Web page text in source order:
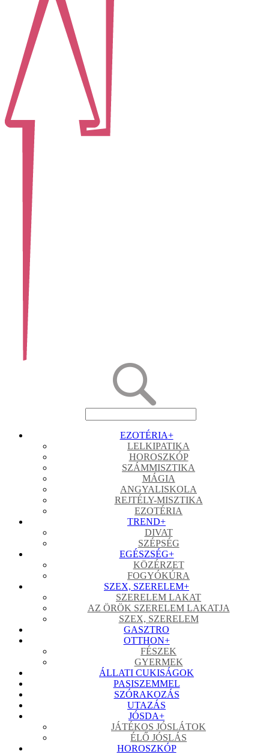
EZOTÉRIA+
LELKIPATIKA
HOROSZKÓP
SZÁMMISZTIKA
MÁGIA
ANGYALISKOLA
REJTÉLY-MISZTIKA
EZOTÉRIA
TREND+
DIVAT
SZÉPSÉG
EGÉSZSÉG+
KÖZÉRZET
FOGYÓKÚRA
SZEX, SZERELEM+
SZERELEM LAKAT
AZ ÖRÖK SZERELEM LAKATJA
SZEX, SZERELEM
GASZTRO
OTTHON+
FÉSZEK
GYERMEK
ÁLLATI CUKISÁGOK
PASISZEMMEL
SZÓRAKOZÁS
UTAZÁS
JÓSDA+
JÁTÉKOS JÓSLÁTOK
ÉLŐ JÓSLÁS
HOROSZKÓP